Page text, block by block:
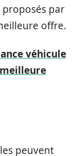
par
offre.
véhicule
peuvent